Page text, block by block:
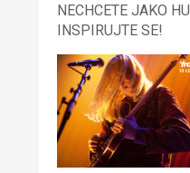
NECHCETE JAKO
INSPIRUJTE SE!